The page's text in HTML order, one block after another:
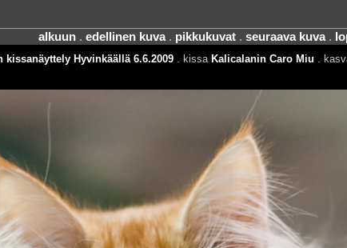
alkuun. edellinen kuva. pikkukuvat. seuraava kuva.
kissanäyttely Hyvinkäällä 6.6.2009. kissa Kalicalanin Caro Miu .